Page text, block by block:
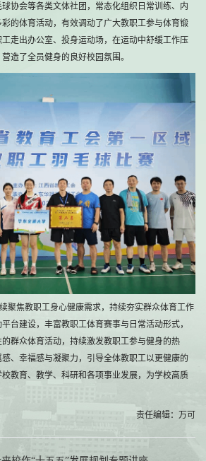
协会等各类文体社团，常态化组织日常训练、内
的体育活动，有效调动了广大教职工参与体育锻
走出办公室、投身运动场，在运动中舒缓工作压
造了全员健身的良好校园氛围。
聚焦教职工身心健康需求，持续夯实群众体育工作
台建设，丰富教职工体育赛事与日常活动形式，
群众体育活动，持续激发教职工参与健身的热
、幸福感与凝聚力，引导全体教职工以更健康的
教育、教学、科研和各项事业发展，为学校高质
责任编辑：万可